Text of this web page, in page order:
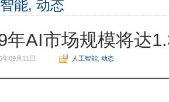
能, 动态
年AI市场规模将达
年09月11日 人工智能 动态